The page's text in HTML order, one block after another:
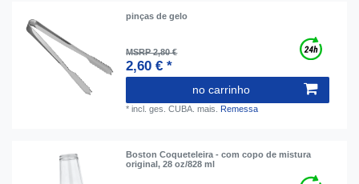
pinças de gelo
MSRP 2,80 €
2,60 € *
no carrinho
*incl. ges. CUBA. mais. Remessa
Boston Coqueteleira - com copo de mistura
original, 28 oz/828 ml